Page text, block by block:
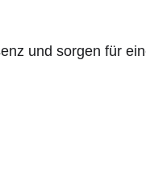
und sorgen für